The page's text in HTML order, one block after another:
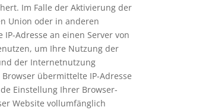
Im Falle der Aktivierung der
Union oder in anderen
Adresse an einen Server von
um Ihre Nutzung der
der Internetnutzung
übermittelte IP-Adresse
Einstellung Ihrer Browser-
Website vollumfänglich